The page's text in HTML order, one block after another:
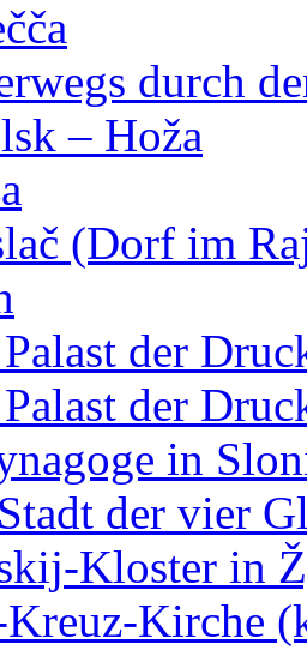
durch
– Hoža
(Dorf im
der
der
in
der vier
Kloster in
Kirche